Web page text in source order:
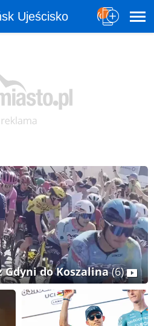
Ujeścisko
Gdyni do Koszalina(6)